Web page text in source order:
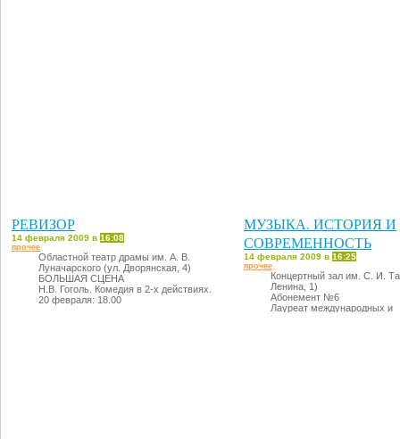
РЕВИЗОР
14 февраля 2009 в 16:08
прочее
Областной театр драмы им. А. В.
Луначарского (ул. Дворянская, 4)
БОЛЬШАЯ СЦЕНА
Н.В. Гоголь. Комедия в 2-х действиях.
20 февраля: 18.00
МУЗЫКА. ИСТОРИЯ И
СОВРЕМЕННОСТЬ
14 февраля 2009 в 16:25
прочее
Концертный зал им. С. И.
Ленина, 1)
Абонемент №6
Лауреат международных и